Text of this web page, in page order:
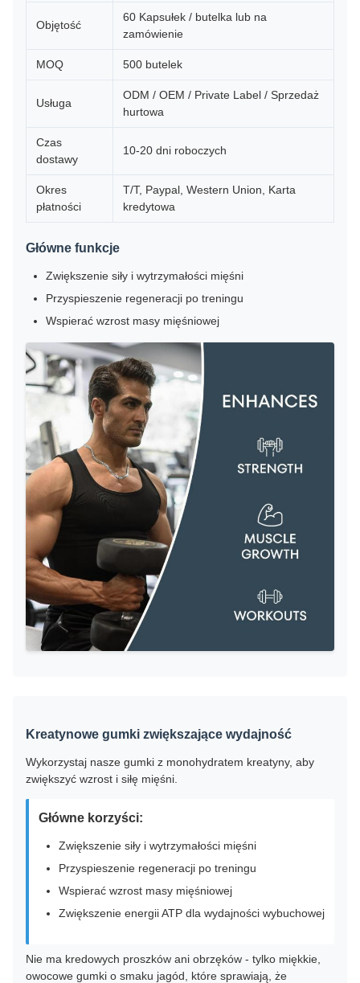
Objętość
60 Kapsułek / butelka lub na
zamówienie
MOQ 500 butelek
Usługa
ODM / OEM / Private Label / Sprzedaż
hurtowa
Czas
dostawy
10-20 dni roboczych
Okres
płatności
T/T, Paypal, Western Union, Karta
kredytowa
Główne funkcje
Zwiększenie siły i wytrzymałości mięśni
Przyspieszenie regeneracji po treningu
Wspierać wzrost masy mięśniowej
Kreatynowe gumki zwiększające wydajność
Wykorzystaj nasze gumki z monohydratem kreatyny, aby
zwiększyć wzrost i siłę mięśni.
Główne korzyści:
Zwiększenie siły i wytrzymałości mięśni
Przyspieszenie regeneracji po treningu
Wspierać wzrost masy mięśniowej
Zwiększenie energii ATP dla wydajności wybuchowej
Nie ma kredowych proszków ani obrzęków - tylko miękkie,
owocowe gumki o smaku jagód, które sprawiają, że